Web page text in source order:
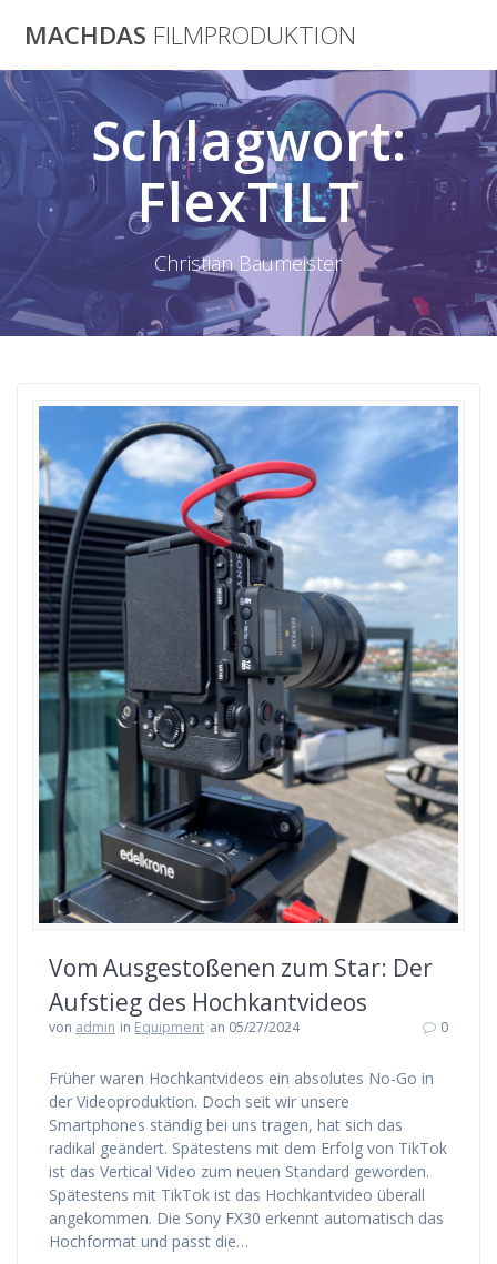
to
MACHDAS FILMPRODUKTION
Schlagwort:
FlexTILT
Christian Baumeister
Vom Ausgestoßenen zum Star: Der
Aufstieg des Hochkantvideos
von admin in Equipment an 05/27/2024 0
Früher waren Hochkantvideos ein absolutes No-Go in
der Videoproduktion. Doch seit wir unsere
Smartphones ständig bei uns tragen, hat sich das
radikal geändert. Spätestens mit dem Erfolg von TikTok
ist das Vertical Video zum neuen Standard geworden.
Spätestens mit TikTok ist das Hochkantvideo überall
angekommen. Die Sony FX30 erkennt automatisch das
Hochformat und passt die…